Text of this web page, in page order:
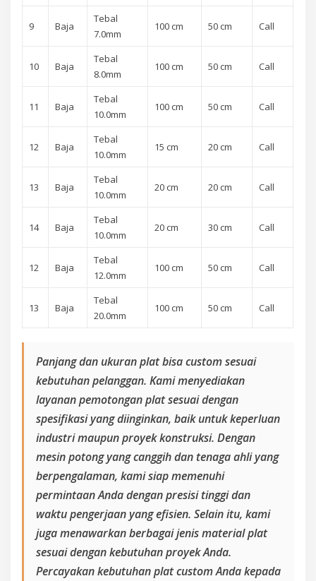
9 Baja
Tebal
7.0mm
100 cm 50 cm Call
10 Baja
Tebal
8.0mm
100 cm 50 cm Call
11 Baja
Tebal
10.0mm
100 cm 50 cm Call
12 Baja
Tebal
10.0mm
15 cm 20 cm Call
13 Baja
Tebal
10.0mm
20 cm 20 cm Call
14 Baja
Tebal
10.0mm
20 cm 30 cm Call
12 Baja
Tebal
12.0mm
100 cm 50 cm Call
13 Baja
Tebal
20.0mm
100 cm 50 cm Call
Panjang dan ukuran plat bisa custom sesuai
kebutuhan pelanggan. Kami menyediakan
layanan pemotongan plat sesuai dengan
spesifikasi yang diinginkan, baik untuk keperluan
industri maupun proyek konstruksi. Dengan
mesin potong yang canggih dan tenaga ahli yang
berpengalaman, kami siap memenuhi
permintaan Anda dengan presisi tinggi dan
waktu pengerjaan yang efisien. Selain itu, kami
juga menawarkan berbagai jenis material plat
sesuai dengan kebutuhan proyek Anda.
Percayakan kebutuhan plat custom Anda kepada